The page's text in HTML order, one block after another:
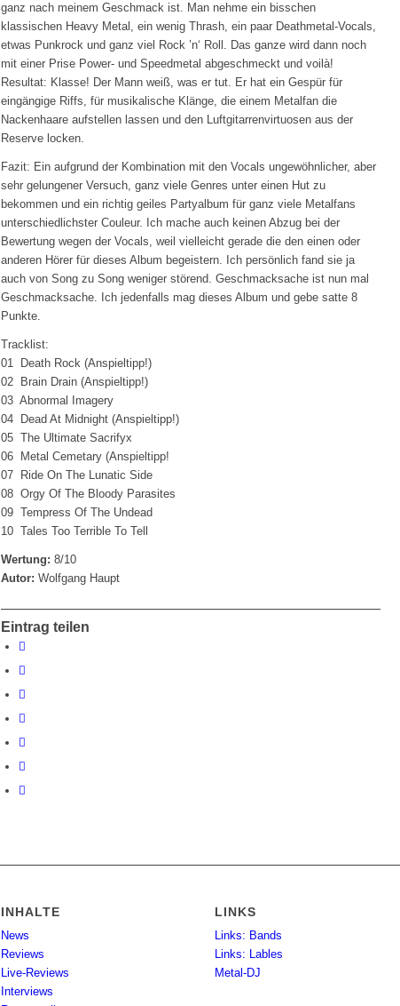
ganz nach meinem Geschmack ist. Man nehme ein bisschen
klassischen Heavy Metal, ein wenig Thrash, ein paar Deathmetal-Vocals,
etwas Punkrock und ganz viel Rock ’n‘ Roll. Das ganze wird dann noch
mit einer Prise Power- und Speedmetal abgeschmeckt und voilà!
Resultat: Klasse! Der Mann weiß, was er tut. Er hat ein Gespür für
eingängige Riffs, für musikalische Klänge, die einem Metalfan die
Nackenhaare aufstellen lassen und den Luftgitarrenvirtuosen aus der
Reserve locken.
Fazit: Ein aufgrund der Kombination mit den Vocals ungewöhnlicher, aber
sehr gelungener Versuch, ganz viele Genres unter einen Hut zu
bekommen und ein richtig geiles Partyalbum für ganz viele Metalfans
unterschiedlichster Couleur. Ich mache auch keinen Abzug bei der
Bewertung wegen der Vocals, weil vielleicht gerade die den einen oder
anderen Hörer für dieses Album begeistern. Ich persönlich fand sie ja
auch von Song zu Song weniger störend. Geschmacksache ist nun mal
Geschmacksache. Ich jedenfalls mag dieses Album und gebe satte 8
Punkte.
Tracklist:
01 Death Rock (Anspieltipp!)
02 Brain Drain (Anspieltipp!)
03 Abnormal Imagery
04 Dead At Midnight (Anspieltipp!)
05 The Ultimate Sacrifyx
06 Metal Cemetary (Anspieltipp!
07 Ride On The Lunatic Side
08 Orgy Of The Bloody Parasites
09 Tempress Of The Undead
10 Tales Too Terrible To Tell
Wertung: 8/10
Autor: Wolfgang Haupt
Eintrag teilen
INHALTE
News
Reviews
Live-Reviews
Interviews
LINKS
Links: Bands
Links: Lables
Metal-DJ